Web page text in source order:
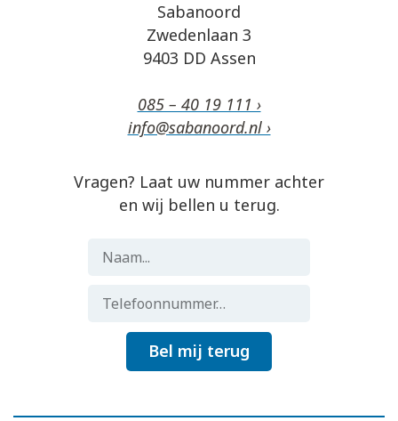
Sabanoord
Zwedenlaan 3
9403 DD Assen
085 – 40 19 111 ›
info@sabanoord.nl ›
Vragen? Laat uw nummer achter
en wij bellen u terug.
Bel mij terug